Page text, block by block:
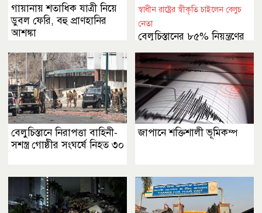
গায়ানায় শতাধিক যাত্রী নিয়ে
ডুবল ফেরি, বহু প্রাণহানির
আশঙ্কা
স্বাধীন রাষ্ট্রের স্বীকৃতি চাইলেন বেলুচ
নেতা
বেলুচিস্তানের ৮৫% নিয়ন্ত্রণের
বেলুচিস্তানে নিরাপত্তা বাহিনী-
সশস্ত্র গোষ্ঠীর সংঘর্ষে নিহত ৩০
জাপানে শক্তিশালী ভূমিকম্প